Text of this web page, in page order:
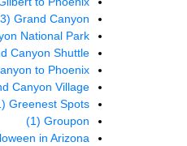
Grand Canyon
National Park
Canyon Shuttle
to Phoenix
Canyon Village
Greenest Spots
Groupon
(1)
in Arizona